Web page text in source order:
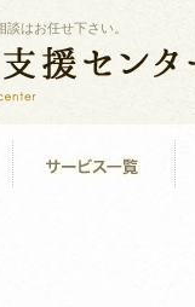
はお任せ下さい。